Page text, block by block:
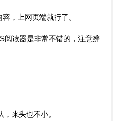
，上网页端就行了。
阅读器是非常不错的，注意辨
来头也不小。